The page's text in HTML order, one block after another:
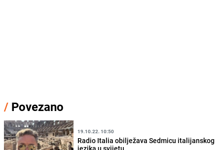
/ Povezano
19.10.22. 10:50
Radio Italia obilježava Sedmicu italijanskog